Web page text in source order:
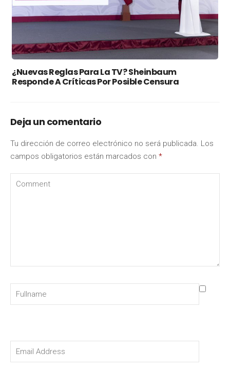
¿Nuevas Reglas Para La TV? Sheinbaum
Responde A Críticas Por Posible Censura
Deja un comentario
Tu dirección de correo electrónico no será publicada. Los
campos obligatorios están marcados con *